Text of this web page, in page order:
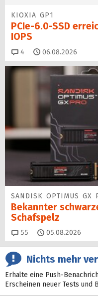
KIOXIA GP1
PCIe-6.0-SSD
IOPS
4 Kommentare
06.08.2026
SANDISK OPTIMUS GX
Bekannter
Schafspelz
55 Kommentare
05.08.2026
Nichts mehr
Erhalte eine Push-
Erscheinen neuer Tests und